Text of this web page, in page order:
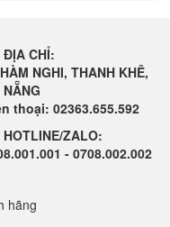
hãng
ĐỊA CHỈ:
NGHI, THANH KHÊ,
thoại: 02363.655.592
HOTLINE/ZALO:
- 0708.002.002